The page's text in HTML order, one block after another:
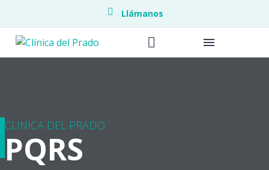
Llámanos
CLINICA DEL PRADO
PQRS